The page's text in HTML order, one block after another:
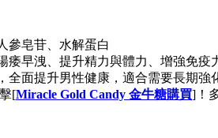
參皂苷、水解蛋白
痿早洩、提升精力與體力、增強免疫
全面提升男性健康，適合需要長期強
[Miracle Gold Candy 金牛糖購買]！